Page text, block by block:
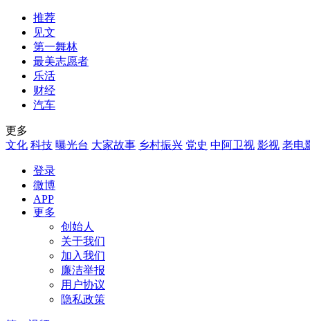
推荐
见文
第一舞林
最美志愿者
乐活
财经
汽车
更多
文化 科技 曝光台 大家故事 乡村振兴 党史 中阿卫视 影视 老电
登录
微博
APP
更多
创始人
关于我们
加入我们
廉洁举报
用户协议
隐私政策